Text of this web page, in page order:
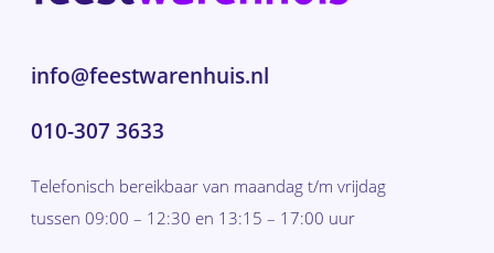
info@feestwarenhuis.nl
010-307 3633
Telefonisch bereikbaar van maandag t/m vrijdag
tussen 09:00 – 12:30 en 13:15 – 17:00 uur